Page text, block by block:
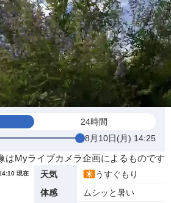
24時間
8月10日(月) 14:25
はMyライブカメラ企画によるものです
現在 天気
うすぐもり
体感
ムシッと暑い